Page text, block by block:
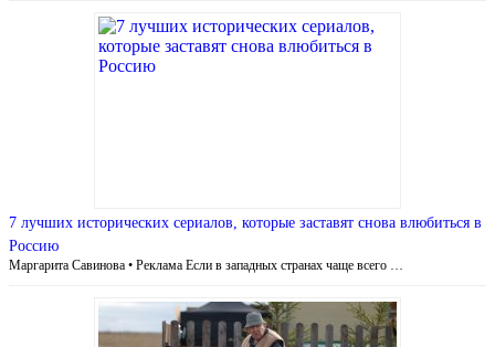
7 лучших исторических сериалов, которые заставят снова влюбиться в
Россию
Маргарита Савинова • Реклама Если в западных странах чаще всего …